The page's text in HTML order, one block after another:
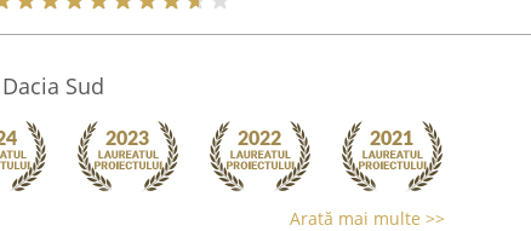
Sud
Arată mai multe >>